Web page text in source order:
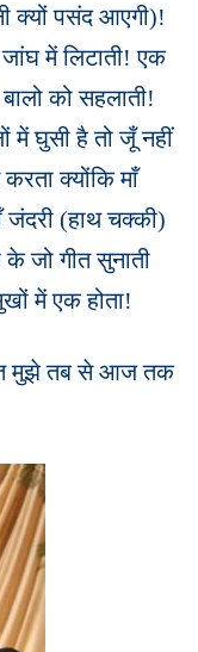
क्यों पसंद आएगी)!
में लिटाती! एक
को सहलाती!
में घुसी है तो जूँ नहीं
क्योंकि माँ
जंदरी (हाथ चक्की)
के जो गीत सुनाती
में एक होता!
मुझे तब से आज तक